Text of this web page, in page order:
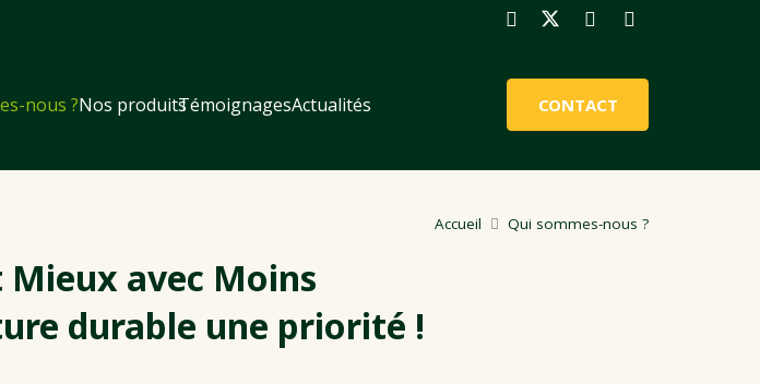
nous ?Nos produitsTémoignagesActualités CONTACT
Accueil Qui sommes-nous ?
Mieux avec Moins
durable une priorité !